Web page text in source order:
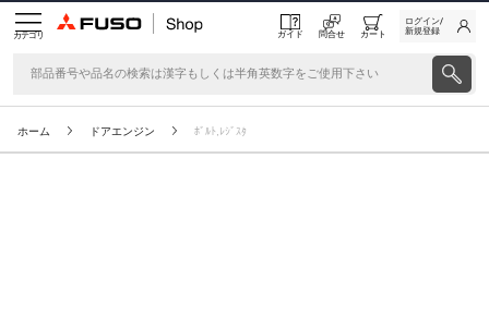
カテゴリ ガイド 問合せ カート
ログイン/
新規登録
ホーム ドアエンジン ﾎﾞﾙﾄ,ﾚｼﾞｽﾀ